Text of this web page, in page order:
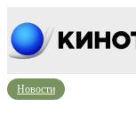
Новости